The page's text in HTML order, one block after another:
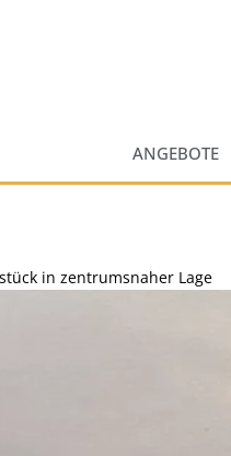
ANGEBOTE
in zentrumsnaher Lage